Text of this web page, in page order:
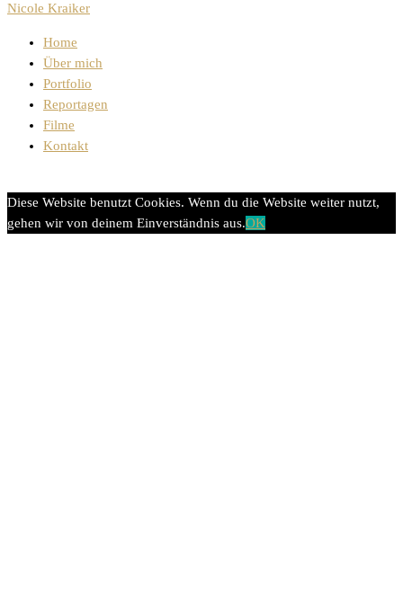
Nicole Kraiker
Home
Über mich
Portfolio
Reportagen
Filme
Kontakt
Diese Website benutzt Cookies. Wenn du die Website weiter nutzt,
gehen wir von deinem Einverständnis aus.OK